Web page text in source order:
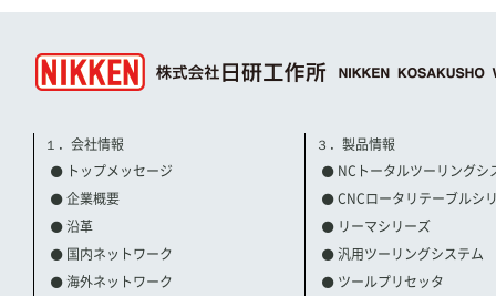
１．会社情報
トップメッセージ
企業概要
沿革
国内ネットワーク
海外ネットワーク
３．製品情報
NCトータルツーリングシ
CNCロータリテーブルシ
リーマシリーズ
汎用ツーリングシステム
ツールプリセッタ